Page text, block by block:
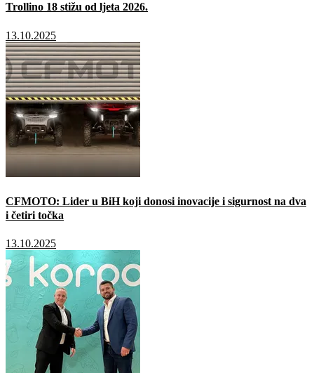
Trollino 18 stižu od ljeta 2026.
13.10.2025
CFMOTO: Lider u BiH koji donosi inovacije i sigurnost na dva
i četiri točka
13.10.2025